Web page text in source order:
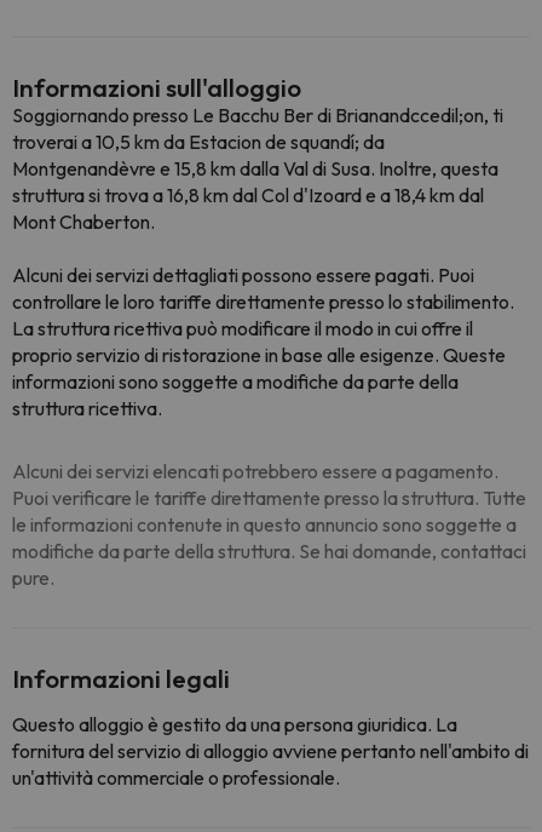
Informazioni sull'alloggio
Soggiornando presso Le Bacchu Ber di Brianandccedil;on, ti
troverai a 10,5 km da Estacion de squandí; da
Montgenandèvre e 15,8 km dalla Val di Susa. Inoltre, questa
struttura si trova a 16,8 km dal Col d'Izoard e a 18,4 km dal
Mont Chaberton.
Alcuni dei servizi dettagliati possono essere pagati. Puoi
controllare le loro tariffe direttamente presso lo stabilimento.
La struttura ricettiva può modificare il modo in cui offre il
proprio servizio di ristorazione in base alle esigenze. Queste
informazioni sono soggette a modifiche da parte della
struttura ricettiva.
Alcuni dei servizi elencati potrebbero essere a pagamento.
Puoi verificare le tariffe direttamente presso la struttura. Tutte
le informazioni contenute in questo annuncio sono soggette a
modifiche da parte della struttura. Se hai domande, contattaci
pure.
Informazioni legali
Questo alloggio è gestito da una persona giuridica. La
fornitura del servizio di alloggio avviene pertanto nell'ambito di
un'attività commerciale o professionale.